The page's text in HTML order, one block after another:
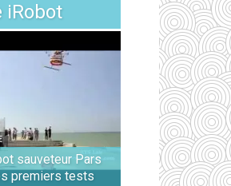
iRobot
sauveteur Pars
premiers tests